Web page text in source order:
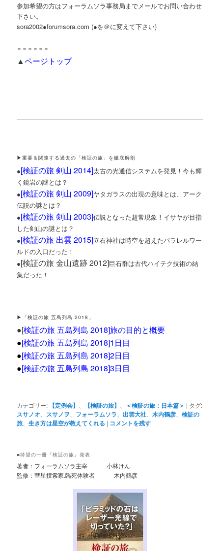
参加希望の方はフォーラムソラ事務局までメールでお問い合わせ
下さい。
sora2002●forumsora.com (●を＠に変えて下さい)
＝＝＝＝＝＝
▲ページトップ
▶重要＆関連する過去の「検証の旅」を徹底解剖
●[検証の旅 剣山 2014]太古の光通信システムを発見！今も輝
く鏡岩の謎とは？
●[検証の旅 剣山 2009]ヤタガラスの出現の意味とは、アーク
伝説の謎とは？
●[検証の旅 剣山 2003]伝説となった超常現象！イサヤが目指
した剣山の謎とは？
●[検証の旅 出雲 2015]立石神社は時空を超えたパラレルワー
ルドの入口だった！
●[検証の旅 金山遺跡 2012]巨石群は古代ハイテク技術の結
集だった！
▶「検証の旅 五島列島 2018」
●[検証の旅 五島列島 2018]旅の目的と概要
●[検証の旅 五島列島 2018]1日目
●[検証の旅 五島列島 2018]2日目
●[検証の旅 五島列島 2018]3日目
カテゴリー: 【定例会】 【検証の旅】 ＜検証の旅：日本篇＞ | タグ:
スサノオ スサノヲ フォーラムソラ 、出雲大社 、木内鶴彦 、検証の
旅 、生き方は星空が教えてくれる | コメントを残す
■待望の一冊『検証の旅』発表
著者：フォーラムソラ主宰 小林けん
監修：彗星捜索家.臨死体験者 木内鶴彦